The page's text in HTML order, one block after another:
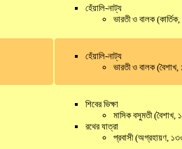
হেঁয়ালি-নাট্য
ভারতী ও বালক
হেঁয়ালি-নাট্য
ভারতী ও বালক
শিবের ভিক্ষা
মাসিক বসুমতী (বৈশাখ,
রথের যাত্রা
প্রবাসী (অগ্রহায়ণ,